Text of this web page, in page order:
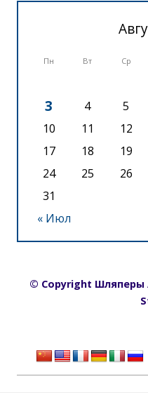
Пн Вт Ср
« Июл
3 4 5
10
11 12
17
18 19
24
25 26
31
© Copyright Шляперы